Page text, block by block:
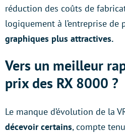
réduction des coûts de
logiquement à l’entreprise de
graphiques plus attractives.
Vers un meilleur
prix des RX 8000 ?
Le manque d’évolution de la
décevoir certains, compte